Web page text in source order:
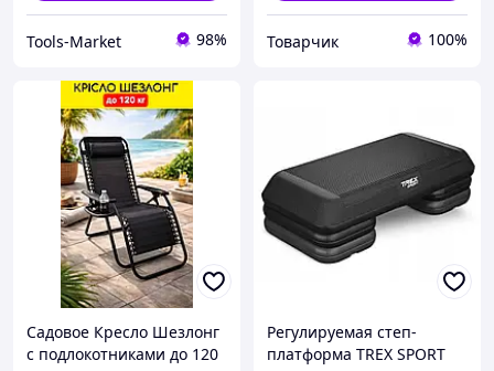
Tools-Market 98% Товарчик 100%
Садовое Кресло Шезлонг
с подлокотниками до 120
Регулируемая степ-
платформа TREX SPORT